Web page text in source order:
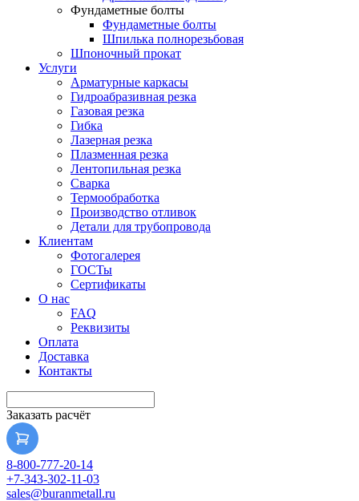
Фундаметные болты
Фундаметные болты
Шпилька полнорезьбовая
Шпоночный прокат
Услуги
Арматурные каркасы
Гидроабразивная резка
Газовая резка
Гибка
Лазерная резка
Плазменная резка
Лентопильная резка
Сварка
Термообработка
Производство отливок
Детали для трубопровода
Клиентам
Фотогалерея
ГОСТы
Сертификаты
О нас
FAQ
Реквизиты
Оплата
Доставка
Контакты
Заказать расчёт
8-800-777-20-14
+7-343-302-11-03
sales@buranmetall.ru